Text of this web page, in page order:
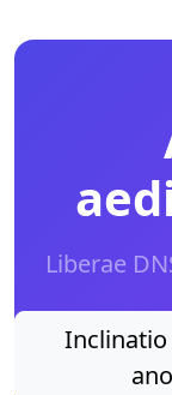
Liberae
Inclinatio